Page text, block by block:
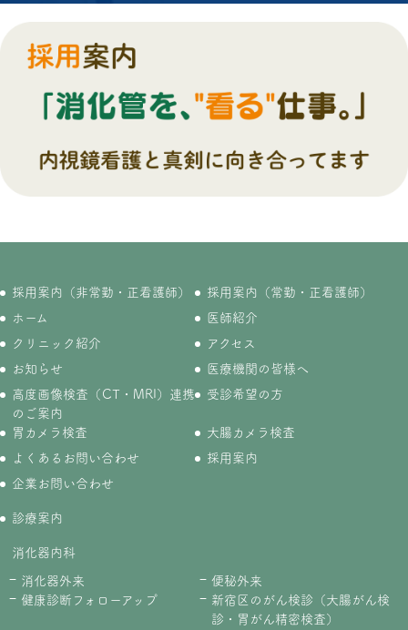
採用案内（非常勤・正看護師）
採用案内（常勤・正看護師）
ホーム
医師紹介
クリニック紹介
アクセス
お知らせ
医療機関の皆様へ
高度画像検査（CT・MRI）連携
のご案内
受診希望の方
胃カメラ検査
大腸カメラ検査
よくあるお問い合わせ
採用案内
企業お問い合わせ
診療案内
消化器内科
消化器外来
便秘外来
健康診断フォローアップ
新宿区のがん検診（大腸がん検
診・胃がん精密検査）